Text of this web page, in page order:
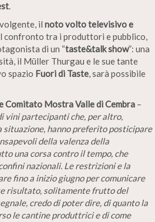
.
il noto volto televisivo e
confronto tra i produttori e pubblico,
di un “taste&talk show”: una
il Müller Thurgau e le sue tante
spazio Fuori di Taste, sarà possibile
Comitato Mostra Valle di Cembra –
vini partecipanti che, per altro,
hanno preferito posticipare
della valenza della
una corsa contro il tempo, che
nazionali. Le restrizioni e la
fino a inizio giugno per comunicare
risultato, solitamente frutto del
credo di poter dire, di quanto la
le cantine produttrici e di come